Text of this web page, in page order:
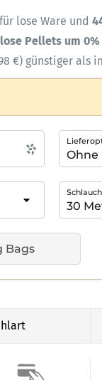
für lose Ware und
lose Pellets um
€) günstiger als
Bags